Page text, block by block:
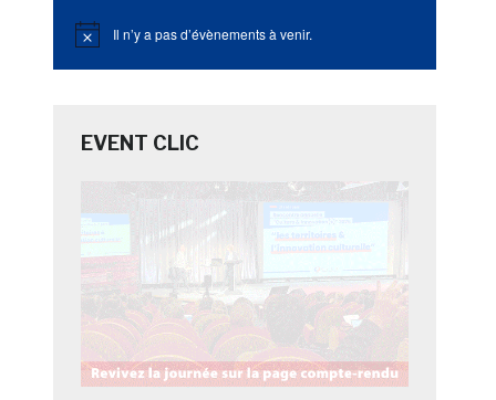
Notice Il n’y a pas d’évènements à venir.
EVENT CLIC